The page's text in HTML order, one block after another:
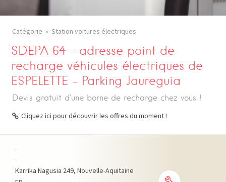
Catégorie Station voitures électriques
SDEPA 64 – adresse point de
recharge véhicules électriques de
ESPELETTE – Parking Jaureguia
Devis gratuit d’une borne de recharge chez vous !
Cliquez ici pour découvrir les offres du moment !
Karrika Nagusia 249 Nouvelle-Aquitaine